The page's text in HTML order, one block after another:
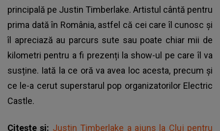
principală pe Justin Timberlake. Artistul cântă pentru
prima dată în România, astfel că cei care îl cunosc și
îl apreciază au parcurs sute sau poate chiar mii de
kilometri pentru a fi prezenți la show-ul pe care îl va
susține. Iată la ce oră va avea loc acesta, precum și
ce le-a cerut superstarul pop organizatorilor Electric
Castle.
Citește și: Justin Timberlake a ajuns la Cluj pentru